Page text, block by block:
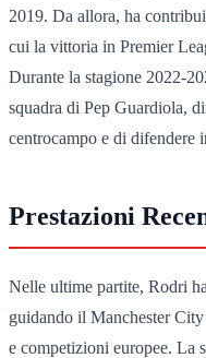
2019. Da allora, ha
cui la vittoria in Premier
Durante la stagione 2022-
squadra di Pep Guardiola,
centrocampo e di difendere
Prestazioni
Nelle ultime partite, Rodri
guidando il Manchester
e competizioni europee. La